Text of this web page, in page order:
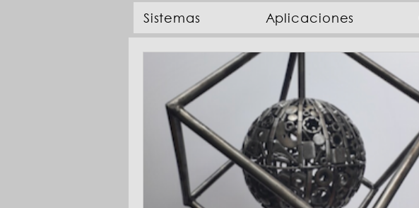
Sistemas Aplicaciones